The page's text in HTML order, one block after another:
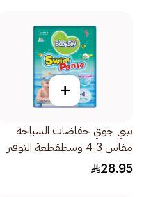
+
بيبي جوي حفاضات السباحة
مقاس 3-4 وسطقطعة التوفير
12قطعة
28.95